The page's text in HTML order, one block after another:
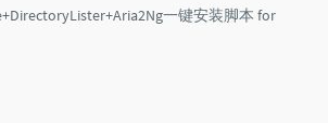
一键安装脚本 for